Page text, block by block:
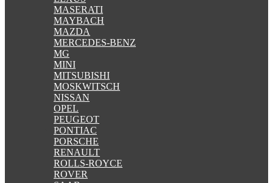
MASERATI
MAYBACH
MAZDA
MERCEDES-BENZ
MG
MINI
MITSUBISHI
MOSKWITSCH
NISSAN
OPEL
PEUGEOT
PONTIAC
PORSCHE
RENAULT
ROLLS-ROYCE
ROVER